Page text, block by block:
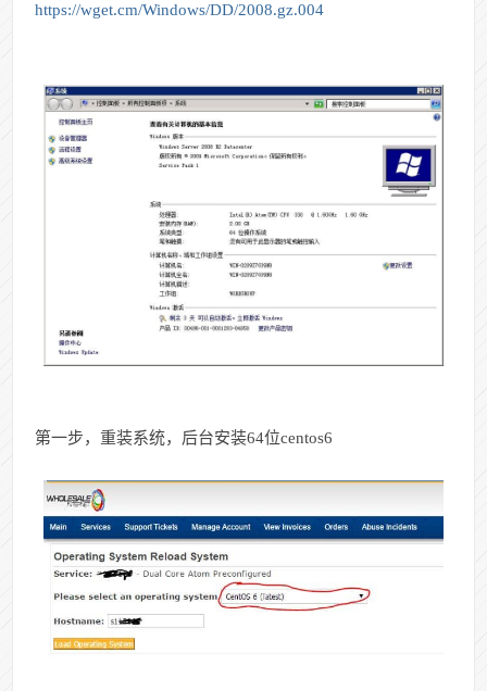
https://wget.cm/Windows/DD/2008.gz.004
第一步，重装系统，后台安装64位centos6